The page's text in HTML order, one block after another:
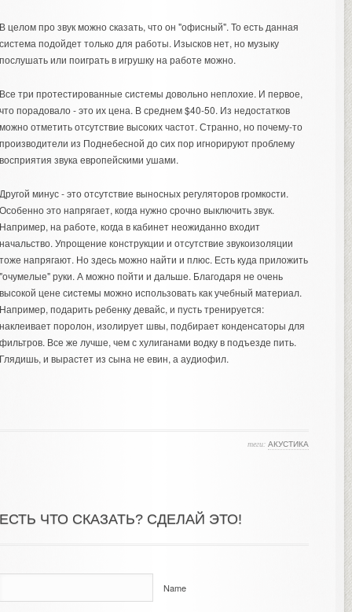
целом про звук можно сказать, что он "офисный". То есть данная
подойдет только для работы. Изысков нет, но музыку
или поиграть в игрушку на работе можно.
три протестированные системы довольно неплохие. И первое,
порадовало - это их цена. В среднем $40-50. Из недостатков
отметить отсутствие высоких частот. Странно, но почему-то
из Поднебесной до сих пор игнорируют проблему
звука европейскими ушами.
минус - это отсутствие выносных регуляторов громкости.
это напрягает, когда нужно срочно выключить звук.
на работе, когда в кабинет неожиданно входит
Упрощение конструкции и отсутствие звукоизоляции
напрягают. Но здесь можно найти и плюс. Есть куда приложить
руки. А можно пойти и дальше. Благодаря не очень
цене системы можно использовать как учебный материал.
подарить ребенку девайс, и пусть тренируется:
поролон, изолирует швы, подбирает конденсаторы для
Все же лучше, чем с хулиганами водку в подъезде пить.
и вырастет из сына не евин, а аудиофил.
теги: АКУСТИКА
ЧТО СКАЗАТЬ? СДЕЛАЙ ЭТО!
Name